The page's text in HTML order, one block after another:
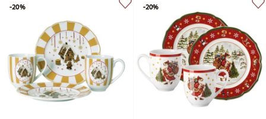
-20% -20%